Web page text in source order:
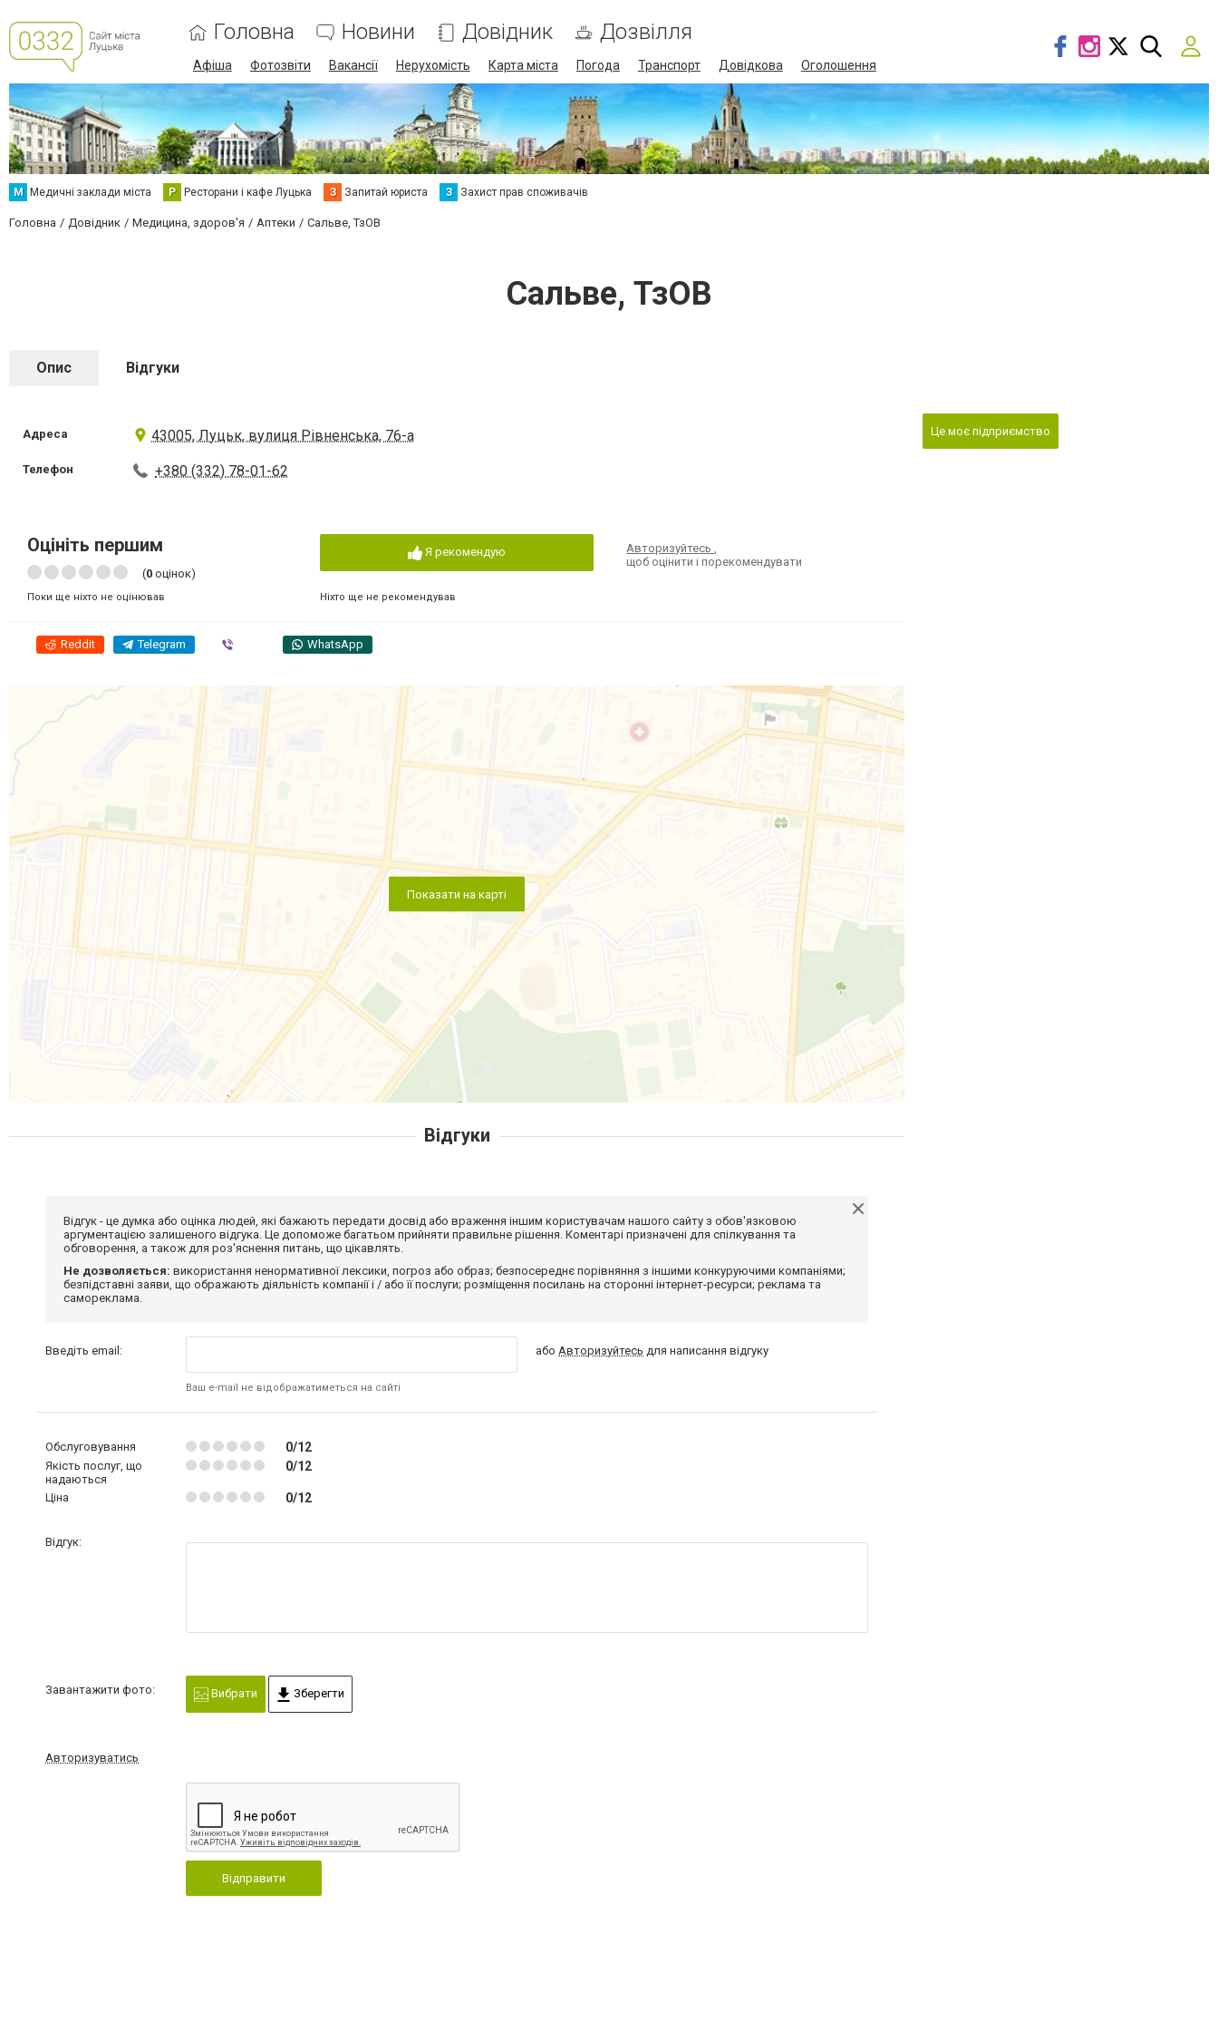
Головна Новини Довідник Дозвілля
Афіша Фотозвіти Вакансії Нерухомість Карта міста Погода Транспорт Довідкова Оголошення
М Медичні заклади міста Р Ресторани і кафе Луцька З Запитай юриста З Захист прав споживачів
Головна Довідник Медицина, здоров'я Аптеки Сальве, ТзОВ
Сальве, ТзОВ
Опис Відгуки
Адреса 43005, Луцьк, вулиця Рівненська, 76-а
Телефон +380 (332) 78-01-62
Оцініть першим
(0 оцінок)
Поки ще ніхто не оцінював
Я рекомендую
Ніхто ще не рекомендував
Авторизуйтесь,
щоб оцінити і порекомендувати
Reddit Telegram WhatsApp
Показати на карті
Це моє підприємство
Відгуки
Відгук - це думка або оцінка людей, які бажають передати досвід або враження іншим користувачам нашого сайту з обов'язковою
аргументацією залишеного відгука. Це допоможе багатьом прийняти правильне рішення. Коментарі призначені для спілкування та
обговорення, а також для роз'яснення питань, що цікавлять.
Не дозволяється: використання ненормативної лексики, погроз або образ; безпосереднє порівняння з іншими конкуруючими компаніями;
безпідставні заяви, що ображають діяльність компанії і / або її послуги; розміщення посилань на сторонні інтернет-ресурси; реклама та
самореклама.
Введіть email:
Ваш e-mail не відображатиметься на сайті
абоАвторизуйтесь для написання відгуку
Обслуговування 0/12
Якість послуг, що
надаються
0/12
Ціна 0/12
Відгук:
Завантажити фото: Вибрати Зберегти
Авторизуватись
Відправити